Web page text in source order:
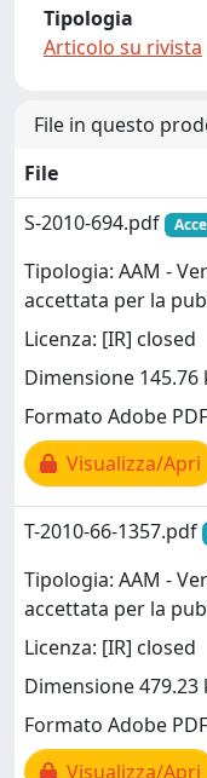
Tipologia
Articolo su rivista
File in questo
File
S-2010-694.pdf
Tipologia: AAM -
accettata per la
Licenza: [IR] closed
Dimensione 145.76
Formato Adobe PDF
Visualizza/Apri
T-2010-66-1357.pdf
Tipologia: AAM -
accettata per la
Licenza: [IR] closed
Dimensione 479.23
Formato Adobe PDF
Visualizza/Apri